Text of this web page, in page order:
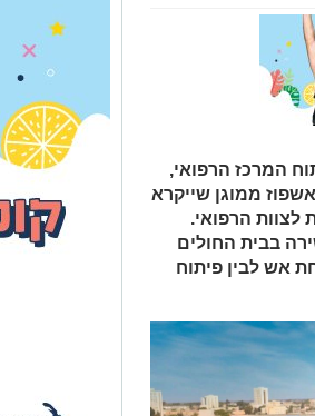
המרכז הרפואי,
30 קומות, מגדל אשפוז ממוגן שייקרא
לצוות הרפואי.
בבית החולים
אש לבין פיתוח